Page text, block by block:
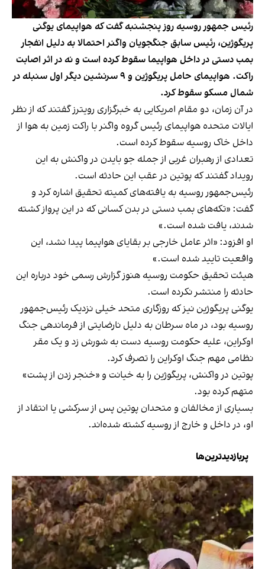
رئیس جمهور روسیه روز پنجشنبه گفت که هواپیمای یوگنی
پریگوژین، رئیس سابق جنگجویان واگنر احتمالا به دلیل انفجار
بمب دستی در داخل هواپیما سقوط کرده است و نه در اثر اصابت
راکت. هواپیمای حامل پریگوژین و ۹ سرنشین دیگر اول سنبله در
شمال مسکو سقوط کرد.
در آن زمان، دو مقام امریکایی به خبرگزاری رویترز گفتند که از نظر
ایالات متحده هواپیمای رئیس گروه واگنر با راکت زمین به هوا از
داخل خاک روسیه سقوط کرده است.
تعدادی از رهبران غربی از جمله جو بایدن در واکنش به این
رویداد گفتند که پوتین در عقب این حادثه است.
رئیس‌جمهور روسیه به یافته‌های کمیته تحقیق اشاره کرد و
گفت: «تکه‌های بمب دستی در بدن کسانی که در این پرواز کشته
شدند، یافت شده است.»
او افزود: «اثر عامل خارجی بر بقایای هواپیما پیدا نشد، این
واقعیت تایید شده است.»
هیئت تحقیق حکومت روسیه هنوز گزارش رسمی خود درباره این
حادثه را منتشر نکرده است.
یوگنی پریگوژین نیز که روزگاری متحد خیلی نزدیک رئیس‌جمهور
روسیه بود، در ماه سرطان به دلیل نارضایتی از فرماندهی جنگ
اوکراین، علیه حکومت روسیه دست به شورش زد و یک مقر
نظامی مهم جنگ اوکراین را تصرف کرد.
پوتین در واکنش، پریگوژین را به خیانت و «خنجر زدن از پشت»
متهم کرده بود.
بسیاری از مخالفان و متحدان پوتین پس از سرکشی یا انتقاد از
او، در داخل و خارج از روسیه کشته شده‌اند.
پربازدیدترین‌ها